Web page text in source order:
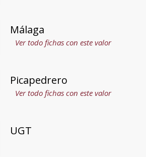
Málaga
Ver todo fichas con este valor
Picapedrero
Ver todo fichas con este valor
UGT